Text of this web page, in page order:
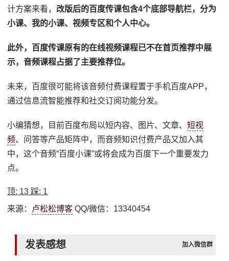
计方案来看， 改版后的百度传课包含4个底部导航栏，分为
小课、我的小课、视频专区和个人中心。
此外，百度传课原有的在线视频课程已不在首页推荐中展
示，音频课程占据了主要推荐位。
未来，百度很可能将该音频付费课程置于手机百度APP，
通过信息流智能推荐和社交订阅功能分发。
小编猜想，目前百度布局以短内容、图片、文章、短视
频、问答等产品矩阵中，而音频知识付费产品又加入其
中，这个音频“百度小课”或将会成为百度下一个重要发力
点。
顶: 13 踩: 1
来源： 卢松松博客 QQ/微信：13340454
发表感想 加入微信群